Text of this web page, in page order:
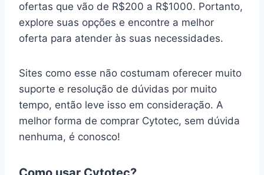
ofertas que vão de R$200 a R$1000. Portanto,
explore suas opções e encontre a melhor
oferta para atender às suas necessidades.
Sites como esse não costumam oferecer muito
suporte e resolução de dúvidas por muito
tempo, então leve isso em consideração. A
melhor forma de comprar Cytotec, sem dúvida
nenhuma, é conosco!